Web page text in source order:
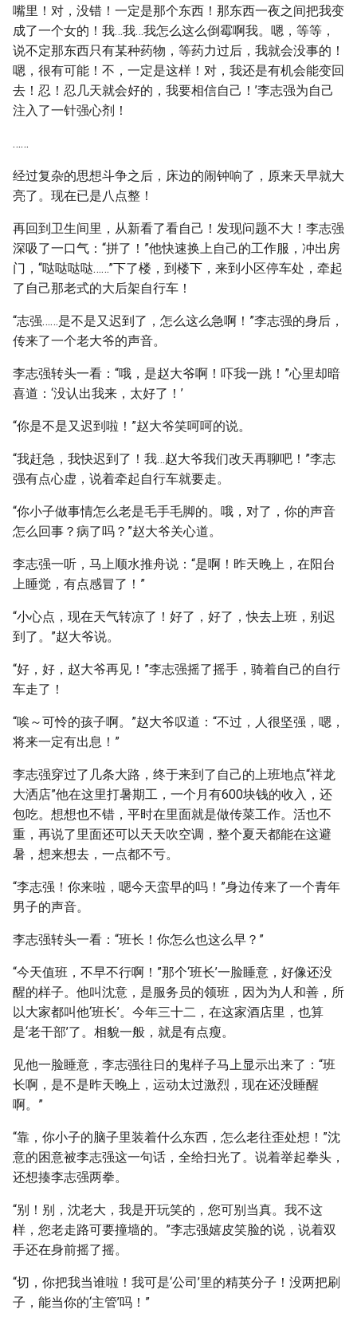
嘴里！对，没错！一定是那个东西！那东西一夜之间把我变
成了一个女的！我…我…我怎么这么倒霉啊我。嗯，等等，
说不定那东西只有某种药物，等药力过后，我就会没事的！
嗯，很有可能！不，一定是这样！对，我还是有机会能变回
去！忍！忍几天就会好的，我要相信自己！’李志强为自己
注入了一针强心剂！
……
经过复杂的思想斗争之后，床边的闹钟响了，原来天早就大
亮了。现在已是八点整！
再回到卫生间里，从新看了看自己！发现问题不大！李志强
深吸了一口气：“拼了！”他快速换上自己的工作服，冲出房
门，“哒哒哒哒……”下了楼，到楼下，来到小区停车处，牵起
了自己那老式的大后架自行车！
“志强……是不是又迟到了，怎么这么急啊！”李志强的身后，
传来了一个老大爷的声音。
李志强转头一看：“哦，是赵大爷啊！吓我一跳！”心里却暗
喜道：‘没认出我来，太好了！’
“你是不是又迟到啦！”赵大爷笑呵呵的说。
“我赶急，我快迟到了！我…赵大爷我们改天再聊吧！”李志
强有点心虚，说着牵起自行车就要走。
“你小子做事情怎么老是毛手毛脚的。哦，对了，你的声音
怎么回事？病了吗？”赵大爷关心道。
李志强一听，马上顺水推舟说：“是啊！昨天晚上，在阳台
上睡觉，有点感冒了！”
“小心点，现在天气转凉了！好了，好了，快去上班，别迟
到了。”赵大爷说。
“好，好，赵大爷再见！”李志强摇了摇手，骑着自己的自行
车走了！
“唉～可怜的孩子啊。”赵大爷叹道：“不过，人很坚强，嗯，
将来一定有出息！”
李志强穿过了几条大路，终于来到了自己的上班地点“祥龙
大洒店”他在这里打暑期工，一个月有600块钱的收入，还
包吃。想想也不错，平时在里面就是做传菜工作。活也不
重，再说了里面还可以天天吹空调，整个夏天都能在这避
暑，想来想去，一点都不亏。
“李志强！你来啦，嗯今天蛮早的吗！”身边传来了一个青年
男子的声音。
李志强转头一看：“班长！你怎么也这么早？”
“今天值班，不早不行啊！”那个‘班长’一脸睡意，好像还没
醒的样子。他叫沈意，是服务员的领班，因为为人和善，所
以大家都叫他‘班长’。今年三十二，在这家酒店里，也算
是‘老干部’了。相貌一般，就是有点瘦。
见他一脸睡意，李志强往日的鬼样子马上显示出来了：“班
长啊，是不是昨天晚上，运动太过激烈，现在还没睡醒
啊。”
“靠，你小子的脑子里装着什么东西，怎么老往歪处想！”沈
意的困意被李志强这一句话，全给扫光了。说着举起拳头，
还想揍李志强两拳。
“别！别，沈老大，我是开玩笑的，您可别当真。我不这
样，您老走路可要撞墙的。”李志强嬉皮笑脸的说，说着双
手还在身前摇了摇。
“切，你把我当谁啦！我可是‘公司’里的精英分子！没两把刷
子，能当你的‘主管’吗！”